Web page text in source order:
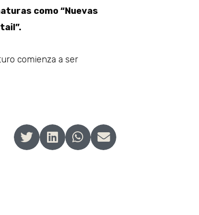
como “Nuevas
comienza a ser